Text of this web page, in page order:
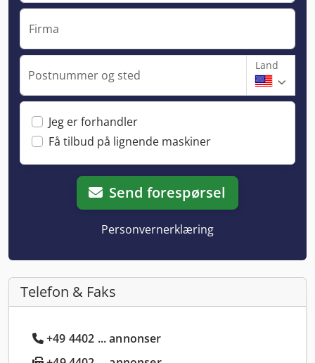
Firma
Postnummer og sted
Land
Jeg er forhandler
Få tilbud på lignende maskiner
Send forespørsel
Personvernerklæring
Telefon & Faks
+49 4402 ... annonser